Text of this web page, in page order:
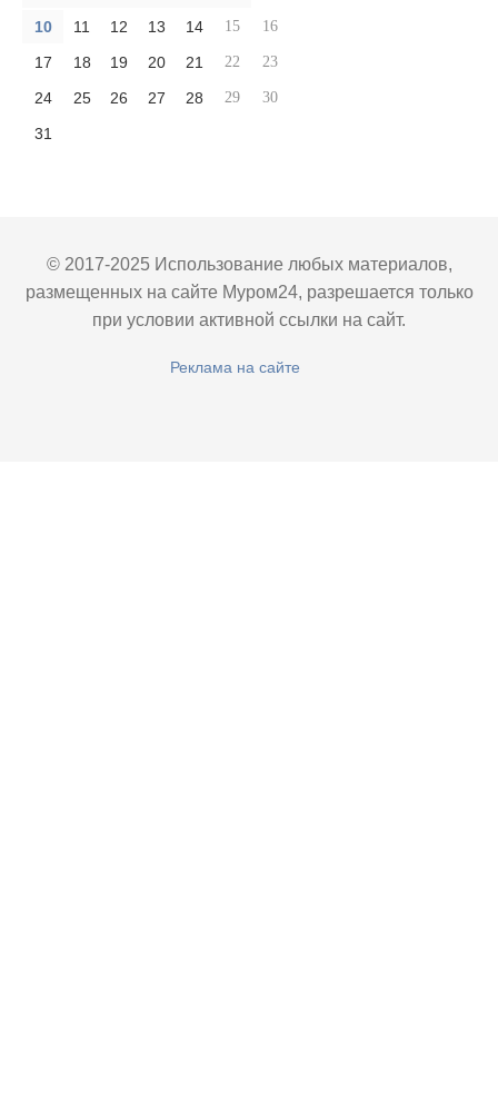
10 11 12 13 14 15 16
17 18 19 20 21 22 23
24 25 26 27 28 29 30
31
© 2017-2025 Использование любых материалов,
размещенных на сайте Муром24, разрешается только
при условии активной ссылки на сайт.
Реклама на сайте